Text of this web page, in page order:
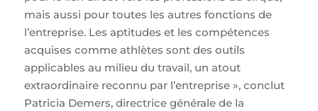
mais aussi pour toutes les autres fonctions de
l’entreprise. Les aptitudes et les compétences
acquises comme athlètes sont des outils
applicables au milieu du travail, un atout
extraordinaire reconnu par l’entreprise », conclut
Patricia Demers, directrice générale de la